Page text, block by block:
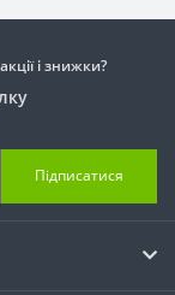
і знижки?
Підписатися